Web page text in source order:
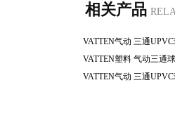
相关产品